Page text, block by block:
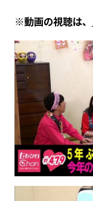
※動画の視聴は、